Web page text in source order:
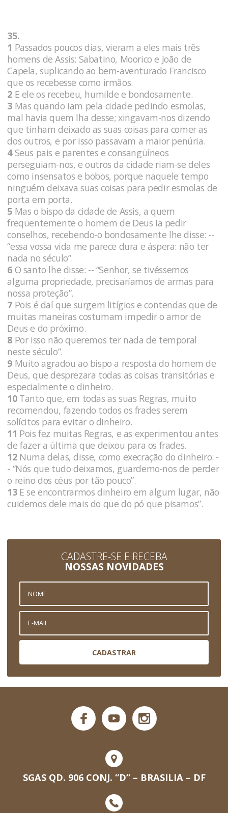
35.
1 Passados poucos dias, vieram a eles mais três
homens de Assis: Sabatino, Moorico e João de
Capela, suplicando ao bem-aventurado Francisco
que os recebesse como irmãos.
2 E ele os recebeu, humilde e bondosamente.
3 Mas quando iam pela cidade pedindo esmolas,
mal havia quem lha desse; xingavam-nos dizendo
que tinham deixado as suas coisas para comer as
dos outros, e por isso passavam a maior penúria.
4Seus pais e parentes e consangüíneos
perseguiam-nos, e outros da cidade riam-se deles
como insensatos e bobos, porque naquele tempo
ninguém deixava suas coisas para pedir esmolas de
porta em porta.
5 Mas o bispo da cidade de Assis, a quem
freqüentemente o homem de Deus ia pedir
conselhos, recebendo-o bondosamente lhe disse: --
“essa vossa vida me parece dura e áspera: não ter
nada no século”.
6 O santo lhe disse: -- “Senhor, se tivéssemos
alguma propriedade, precisaríamos de armas para
nossa proteção”.
7 Pois é daí que surgem litígios e contendas que de
muitas maneiras costumam impedir o amor de
Deus e do próximo.
8 Por isso não queremos ter nada de temporal
neste século”.
9 Muito agradou ao bispo a resposta do homem de
Deus, que desprezara todas as coisas transitórias e
especialmente o dinheiro.
10Tanto que, em todas as suas Regras, muito
recomendou, fazendo todos os frades serem
solícitos para evitar o dinheiro.
11 Pois fez muitas Regras, e as experimentou antes
de fazer a última que deixou para os frades.
12Numa delas, disse, como execração do dinheiro: -
- “Nós que tudo deixamos, guardemo-nos de perder
o reino dos céus por tão pouco”.
13E se encontrarmos dinheiro em algum lugar, não
cuidemos dele mais do que do pó que pisamos”.
CADASTRE-SE E RECEBA
NOSSAS NOVIDADES
CADASTRAR
SGAS QD. 906 CONJ. “D” – BRASILIA – DF